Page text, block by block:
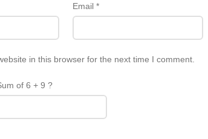
Email *
in this browser for the next time I comment.
of 6 + 9 ?